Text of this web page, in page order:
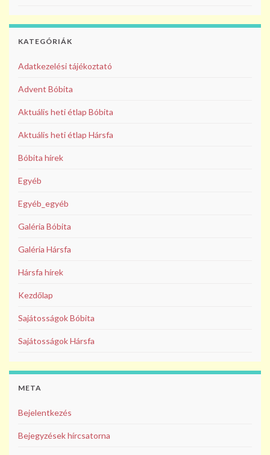
KATEGÓRIÁK
Adatkezelési tájékoztató
Advent Bóbita
Aktuális heti étlap Bóbita
Aktuális heti étlap Hársfa
Bóbita hírek
Egyéb
Egyéb_egyéb
Galéria Bóbita
Galéria Hársfa
Hársfa hírek
Kezdőlap
Sajátosságok Bóbita
Sajátosságok Hársfa
META
Bejelentkezés
Bejegyzések hírcsatorna